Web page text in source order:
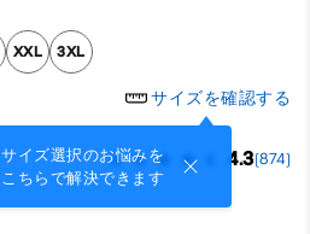
XXL 3XL
サイズを確認する
サイズ選択のお悩みを
こちらで解決できます
4.3(874)